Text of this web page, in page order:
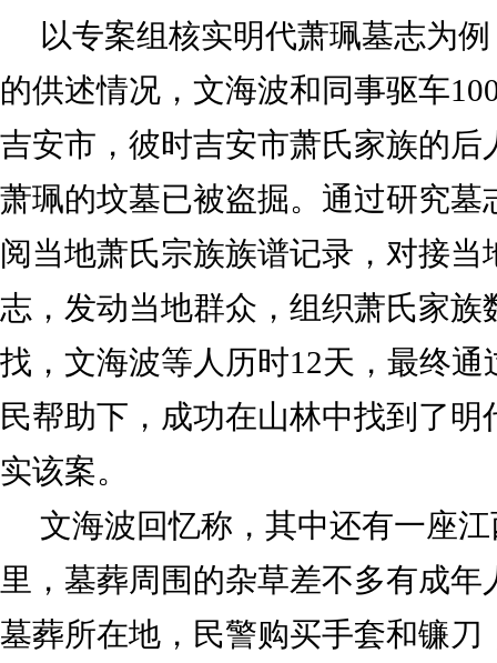
以专案组核实明代萧珮墓志为
的供述情况，文海波和同事驱车
吉安市，彼时吉安市萧氏家族的后
萧珮的坟墓已被盗掘。通过研究墓
阅当地萧氏宗族族谱记录，对接当
志，发动当地群众，组织萧氏家族
找，文海波等人历时12天，最终
民帮助下，成功在山林中找到了
实该案。
文海波回忆称，其中还有一座
里，墓葬周围的杂草差不多有成
墓葬所在地，民警购买手套和镰刀